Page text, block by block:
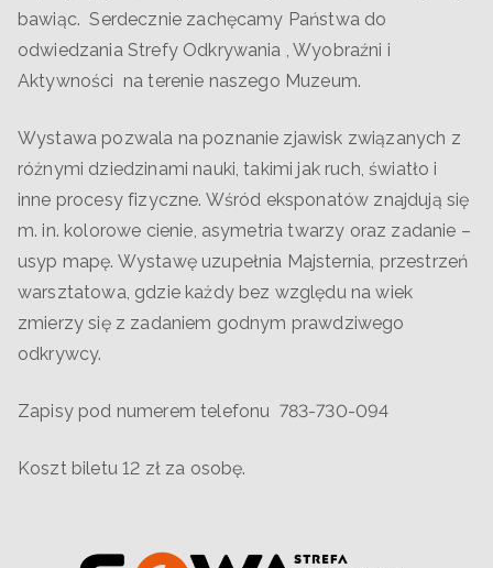
bawiąc. Serdecznie zachęcamy Państwa do
odwiedzania Strefy Odkrywania , Wyobraźni i
Aktywności na terenie naszego Muzeum.
Wystawa pozwala na poznanie zjawisk związanych z
różnymi dziedzinami nauki, takimi jak ruch, światło i
inne procesy fizyczne. Wśród eksponatów znajdują się
m. in. kolorowe cienie, asymetria twarzy oraz zadanie –
usyp mapę. Wystawę uzupełnia Majsternia, przestrzeń
warsztatowa, gdzie każdy bez względu na wiek
zmierzy się z zadaniem godnym prawdziwego
odkrywcy.
Zapisy pod numerem telefonu 783-730-094
Koszt biletu 12 zł za osobę.